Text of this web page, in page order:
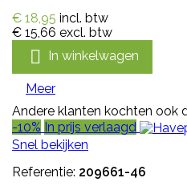
€ 18,95 incl. btw
€ 15,66 excl. btw
 In winkelwagen
Meer
Andere klanten kochten ook
-10% In prijs verlaagd
Snel bekijken
Referentie: 209661-46